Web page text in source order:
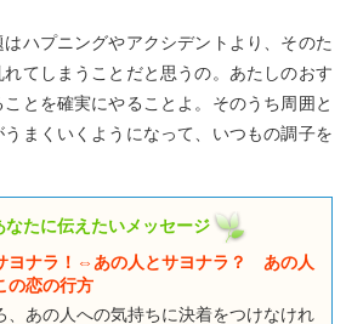
ハプニングやアクシデントより、そのた
てしまうことだと思うの。あたしのおす
とを確実にやることよ。そのうち周囲と
まくいくようになって、いつもの調子を
なたに伝えたいメッセージ
ヨナラ！⇔あの人とサヨナラ？ あの人
の恋の行方
、あの人への気持ちに決着をつけなけれ